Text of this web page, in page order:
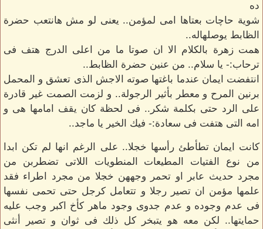
ده
شوية حاچات بعتاها امى لمؤمن.. يعنى لو مش هانتعب حضرة
الظابط يوصلهاله..
همت زهرة بالكلام الا ان صوتا ما من اعلى الدرج هتف فى
ترحاب:- يا سلام.. من عنين حضرة الظابط..
انتفضت ايمان عندما باغتها صوته الاجش الذى تعشق و المحمل
برنين المرح و معطر بأثير الرجولة.. و لزمت الصمت غير قادرة
على الرد حتى بكلمة شكر.. فى لحظة كان يقف امامها هى و
امه التى هتفت فى سعادة:- فيك الخير يا ماجد..
كانت ايمان تطأطئ رأسها خجلا.. على الرغم انها لم تكن ابدا
من نوع الفتيات المطيعات المنطويات اللاتى تضطربن من
مجرد حديث عابر او تحمر وجههن خجلا من مجرد اطراء فقد
علمها مؤمن ان تصير رجلا و تتعامل كرجل حتى تحمى نفسها
فى عدم وجوده و عدم جدوى وجود ماهر كأخ اكبر وجب عليه
حمايتها.. لكن معه هو يتبخر كل ذلك فى ثوان و تصير أنثى